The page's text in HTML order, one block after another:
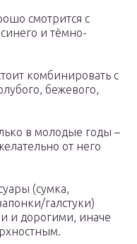
смотрится с
и тёмно-
комбинировать с
бежевого,
в молодые годы –
от него
(сумка,
галстуки)
и дорогими, иначе